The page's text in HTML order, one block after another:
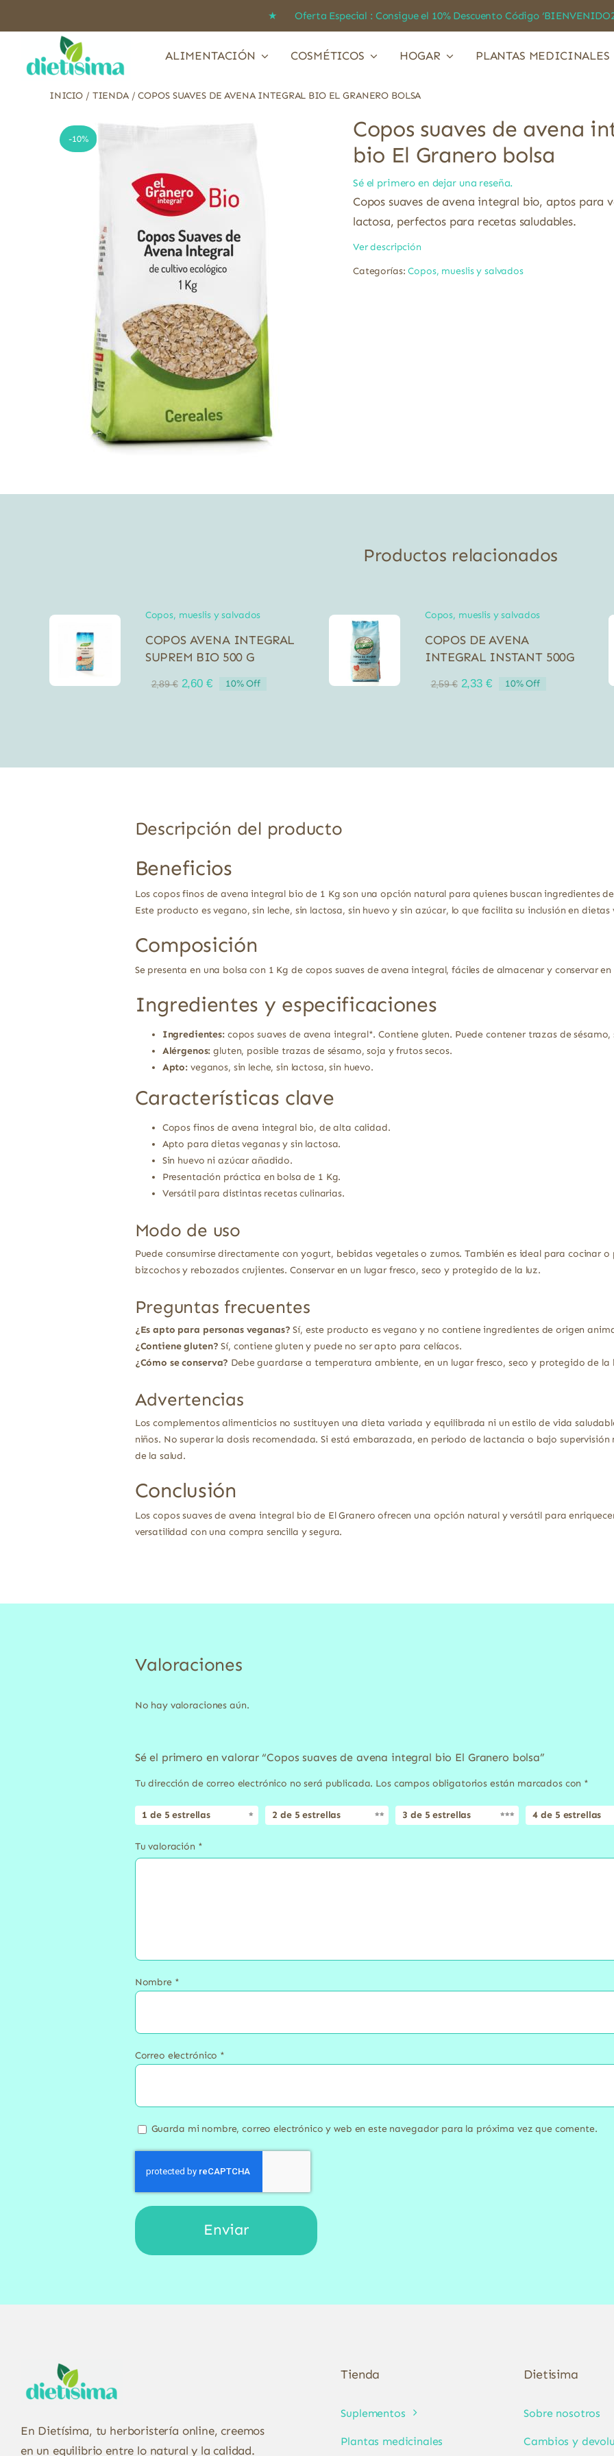
★ Oferta Especial : Consigue el 10% Descuento Código
ALIMENTACIÓN COSMÉTICOS HOGAR PLANTAS MEDICINALES
INICIO / TIENDA/COPOS SUAVES DE AVENA INTEGRAL BIO EL GRANERO BOLSA
-10%
Copos suaves de avena
bio El Granero bolsa
Sé el primero en dejar una reseña.
Copos suaves de avena integral bio, aptos para
lactosa, perfectos para recetas saludables.
Ver descripción
Categorías:Copos, mueslis y salvados
Productos relacionados
Copos, mueslis y salvados
COPOS AVENA INTEGRAL
SUPREM BIO 500 G
2,89€ El
2,60 €El
10% Off
Copos, mueslis y salvados
COPOS DE AVENA
INTEGRAL INSTANT 500G
2,59€ El
2,33 €El
10% Off
Descripción del producto
Beneficios
Los copos finos de avena integral bio de 1 Kg son una opción natural para quienes buscan ingredientes
Este producto es vegano, sin leche, sin lactosa, sin huevo y sin azúcar, lo que facilita su inclusión en dietas
Composición
Se presenta en una bolsa con 1 Kg de copos suaves de avena integral, fáciles de almacenar y conservar
Ingredientes y especificaciones
Ingredientes:copos suaves de avena integral*. Contiene gluten. Puede contener trazas de sésamo,
Alérgenos: gluten, posible trazas de sésamo, soja y frutos secos.
Apto: veganos, sin leche, sin lactosa, sin huevo.
Características clave
Copos finos de avena integral bio, de alta calidad.
Apto para dietas veganas y sin lactosa.
Sin huevo ni azúcar añadido.
Presentación práctica en bolsa de 1 Kg.
Versátil para distintas recetas culinarias.
Modo de uso
Puede consumirse directamente con yogurt, bebidas vegetales o zumos. También es ideal para cocinar
bizcochos y rebozados crujientes. Conservar en un lugar fresco, seco y protegido de la luz.
Preguntas frecuentes
¿Es apto para personas veganas? Sí, este producto es vegano y no contiene ingredientes de origen
¿Contiene gluten? Sí, contiene gluten y puede no ser apto para celíacos.
¿Cómo se conserva? Debe guardarse a temperatura ambiente, en un lugar fresco, seco y protegido de la
Advertencias
Los complementos alimenticios no sustituyen una dieta variada y equilibrada ni un estilo de vida
niños. No superar la dosis recomendada. Si está embarazada, en periodo de lactancia o bajo
de la salud.
Conclusión
Los copos suaves de avena integral bio de El Granero ofrecen una opción natural y versátil para
versatilidad con una compra sencilla y segura.
Valoraciones
No hay valoraciones aún.
Sé el primero en valorar “Copos suaves de avena integral bio El Granero bolsa”
Tu dirección de correo electrónico no será publicada. Los campos obligatorios están marcados con *
1 de 5 estrellas 2 de 5 estrellas 3 de 5 estrellas 4 de 5 estrellas
Tu valoración *
Nombre *
Correo electrónico *
Guarda mi nombre, correo electrónico y web en este navegador para la próxima vez que comente.
En Dietísima, tu herboristería online, creemos
en un equilibrio entre lo natural y la calidad.
Tienda
Suplementos
Plantas medicinales
Dietisima
Sobre nosotros
Cambios y